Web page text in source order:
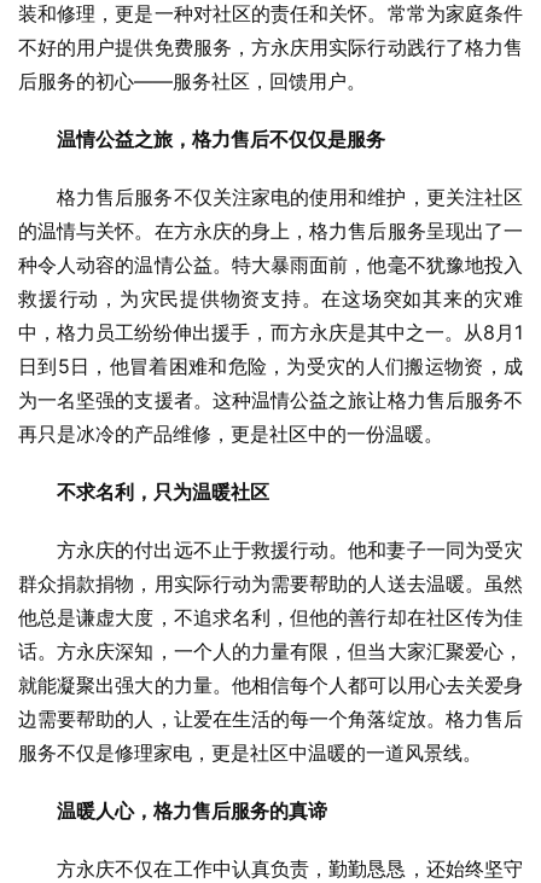
装和修理，更是一种对社区的责任和关怀。常常为家庭条件
不好的用户提供免费服务，方永庆用实际行动践行了格力售
后服务的初心——服务社区，回馈用户。
温情公益之旅，格力售后不仅仅是服务
格力售后服务不仅关注家电的使用和维护，更关注社区
的温情与关怀。在方永庆的身上，格力售后服务呈现出了一
种令人动容的温情公益。特大暴雨面前，他毫不犹豫地投入
救援行动，为灾民提供物资支持。在这场突如其来的灾难
中，格力员工纷纷伸出援手，而方永庆是其中之一。从8月1
日到5日，他冒着困难和危险，为受灾的人们搬运物资，成
为一名坚强的支援者。这种温情公益之旅让格力售后服务不
再只是冰冷的产品维修，更是社区中的一份温暖。
不求名利，只为温暖社区
方永庆的付出远不止于救援行动。他和妻子一同为受灾
群众捐款捐物，用实际行动为需要帮助的人送去温暖。虽然
他总是谦虚大度，不追求名利，但他的善行却在社区传为佳
话。方永庆深知，一个人的力量有限，但当大家汇聚爱心，
就能凝聚出强大的力量。他相信每个人都可以用心去关爱身
边需要帮助的人，让爱在生活的每一个角落绽放。格力售后
服务不仅是修理家电，更是社区中温暖的一道风景线。
温暖人心，格力售后服务的真谛
方永庆不仅在工作中认真负责，勤勤恳恳，还始终坚守